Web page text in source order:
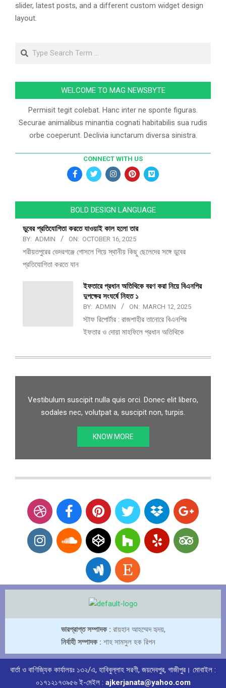
slider, latest posts, and a different custom widget design
layout.
WELCOME TO MAG NEWSBYTE
Permisit tegit colebat. Hanc inter ne sponte figuras.
Securae animalibus minantia cognati habitabilis sua rudis
orbe coeperunt. Declivia iunctarum diversa sinistra.
CONNECT WITH US
BOLD DESIGN LANGUAGE
ডুবের প্রতিযোগিতা করতে যাওয়াই কাল হলো তার
BY: ADMIN ON: OCTOBER 16, 2025
শরীয়তপুরের ভেদরগঞ্জে গোসলে গিয়ে স্থানীয় কিছু ছেলেদের সঙ্গে ডুবের
প্রতিযোগিতা করতে যান
ইফতারে প্রধান অতিথিকে বরণ করা নিয়ে বিএনপির
দুপক্ষের সংঘর্ষে নিহত ১
BY: ADMIN ON: MARCH 12, 2025
স্টাফ রিপোর্টার : রাজশাহীর তানোরে বিএনপির
ইফতার ও দোয়া মাহফিলে প্রধান অতিথিকে
Vestibulum suscipit nulla quis orci. Donec elit libero,
sodales nec, volutpat a, suscipit non, turpis.
KNOW MORE
ভারপ্রাপ্ত সম্পাদক : রায়হান আহম্মেদ হৃদয়,
নির্বাহী সম্পাদক : শাহ সামসুল হক রিপন
বার্তা ও বাণিজ্যিক কার্যালয়ঃ ১৩২/এ, হাবিবুল্লাহ সরণী, জয়দেবপুর, গাজীপুর। মোবাইল :
০১৭১২১৭৩৯৫৬ ই-মেইল : ajkerjanata@yahoo.com